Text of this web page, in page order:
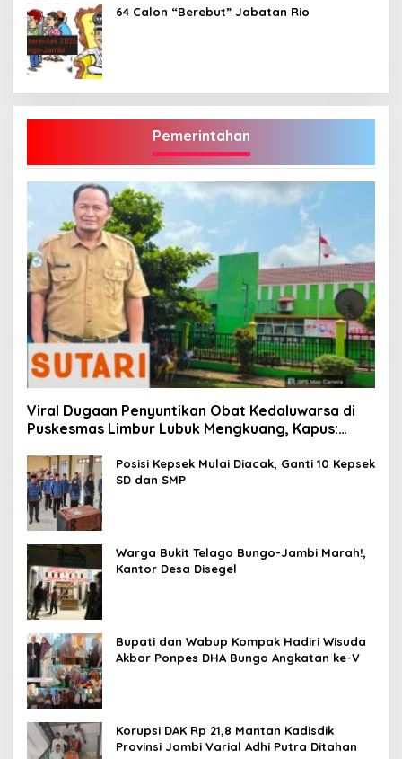
64 Calon “Berebut” Jabatan Rio
Pemerintahan
Viral Dugaan Penyuntikan Obat Kedaluwarsa di
Puskesmas Limbur Lubuk Mengkuang, Kapus:
Posisi Kepsek Mulai Diacak, Ganti 10 Kepsek
SD dan SMP
Warga Bukit Telago Bungo-Jambi Marah!,
Kantor Desa Disegel
Bupati dan Wabup Kompak Hadiri Wisuda
Akbar Ponpes DHA Bungo Angkatan ke-V
Korupsi DAK Rp 21,8 Mantan Kadisdik
Provinsi Jambi Varial Adhi Putra Ditahan